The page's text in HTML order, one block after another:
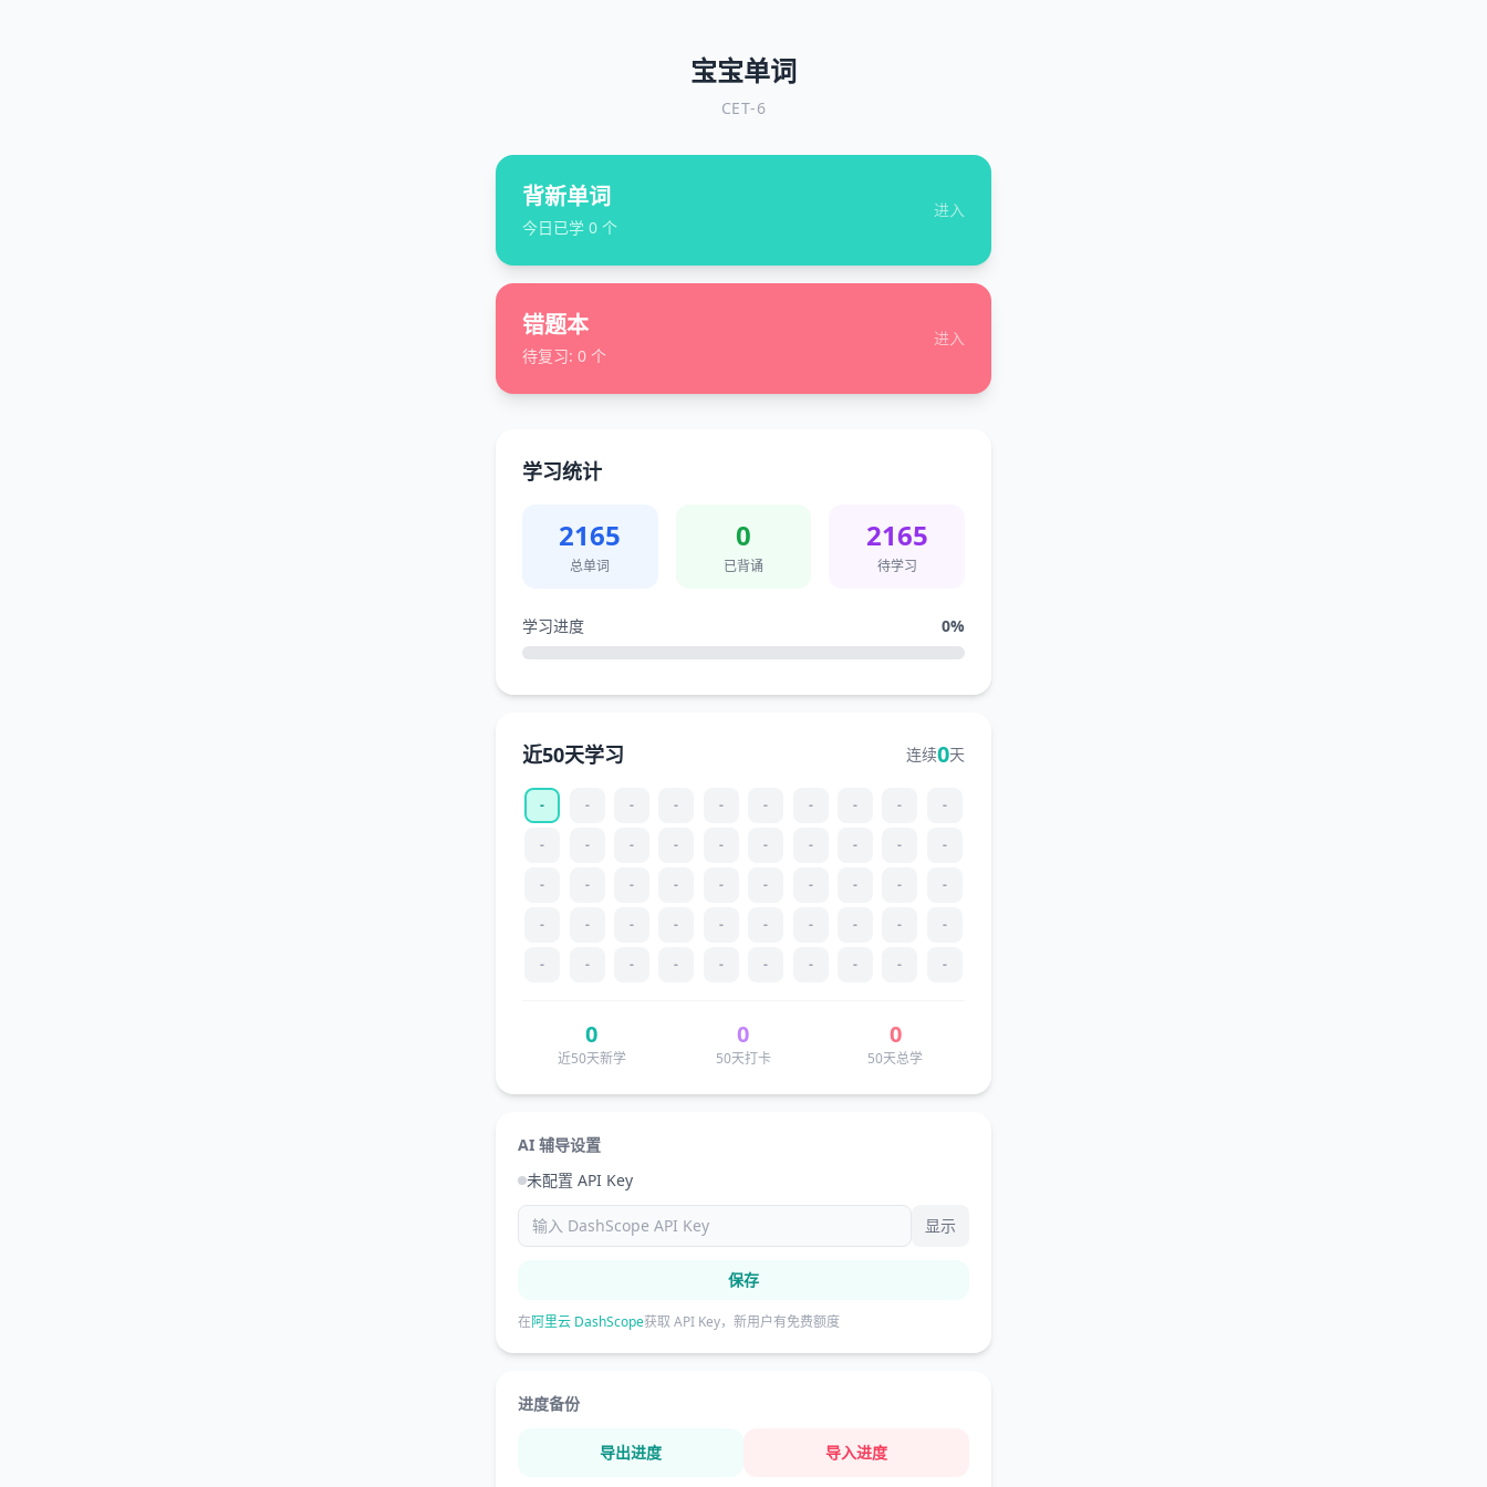
宝宝单词
CET-6
背新单词
今日已学 0 个
进入
错题本
待复习: 0 个
进入
学习统计
2165
总单词
0
已背诵
2165
待学习
学习进度 0%
近50天学习 连续0天
- - - - - - - - - -
- - - - - - - - - -
- - - - - - - - - -
- - - - - - - - - -
- - - - - - - - - -
0
近50天新学
0
50天打卡
0
50天总学
AI 辅导设置
未配置 API Key
显示
保存
在阿里云 DashScope获取 API Key，新用户有免费额度
进度备份
导出进度 导入进度